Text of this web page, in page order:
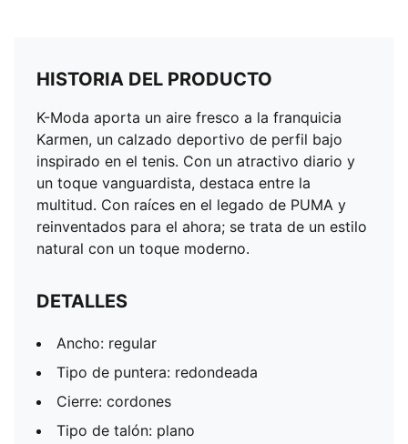
HISTORIA DEL PRODUCTO
K-Moda aporta un aire fresco a la franquicia
Karmen, un calzado deportivo de perfil bajo
inspirado en el tenis. Con un atractivo diario y
un toque vanguardista, destaca entre la
multitud. Con raíces en el legado de PUMA y
reinventados para el ahora; se trata de un estilo
natural con un toque moderno.
DETALLES
Ancho: regular
Tipo de puntera: redondeada
Cierre: cordones
Tipo de talón: plano